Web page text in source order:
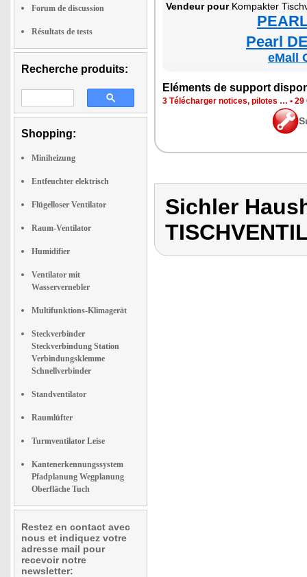
Forum de discussion
Résultats de tests
Recherche produits:
Shopping:
Miniheizung
Entfeuchter elektrisch
Flügelloser Ventilator
Raum-Ventilator
Humidifier
Ventilator mit
Wasservernebler
Multifunktions-Klimagerät
Steckverbinder
Steckverbindung Station
Verbindungsklemme
Schnellverbinder
Standventilator
Raumlüfter
Turmventilator Leise
Kantenerkennungssystem
Pfadplanung Wegplanung
Oberfläche Tuch
Restez en contact avec
nous et indiquez votre
adresse mail pour
recevoir notre
newsletter:
Ven­deur pourKom­pak­ter
Pearl
eMall
Elé­ments de sup­port
3 Télé­char­ger notices, pilotes … • 29
Sichler